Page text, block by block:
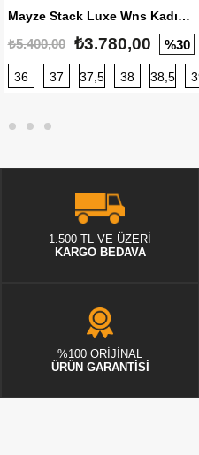
40 40,5 41 42 42,5
Mayze Stack Luxe Wns Kadın Sneaker
₺5.400,00 ₺3.780,00 %30
36 37 37,5 38 38,5
1.500 TL VE ÜZERİ
KARGO BEDAVA
%100 ORİJİNAL
ÜRÜN GARANTİSİ